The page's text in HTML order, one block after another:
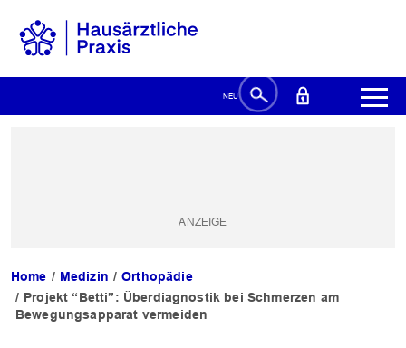
Home Medizin
Orthopädie
Projekt “Betti”: Überdiagnostik bei Schmerzen am
Bewegungsapparat vermeiden